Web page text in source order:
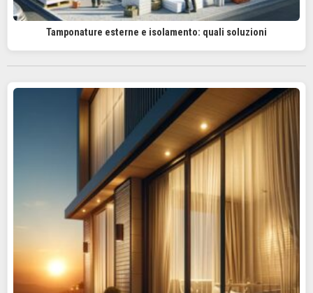
Tamponature esterne e isolamento: quali soluzioni